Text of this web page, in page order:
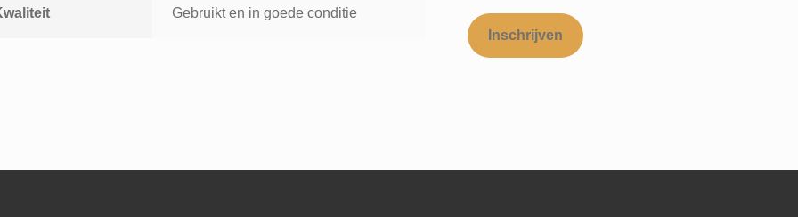
Gebruikt en in goede conditie
Inschrijven